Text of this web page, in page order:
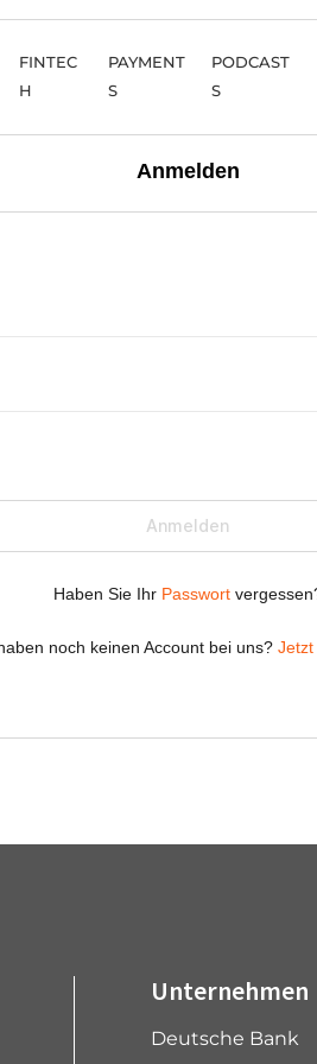
FINTEC
H
PAYMENT
S
PODCAST
S
Unternehmen
Deutsche Bank